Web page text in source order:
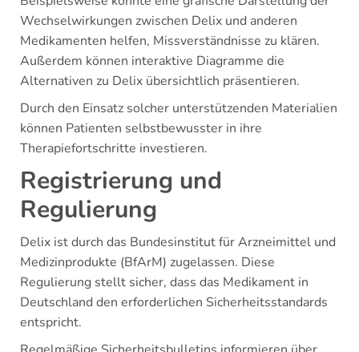
Wechselwirkungen zwischen Delix und anderen
Medikamenten helfen, Missverständnisse zu klären.
Außerdem können interaktive Diagramme die
Alternativen zu Delix übersichtlich präsentieren.
Durch den Einsatz solcher unterstützenden Materialien
können Patienten selbstbewusster in ihre
Therapiefortschritte investieren.
Registrierung und
Regulierung
Delix ist durch das Bundesinstitut für Arzneimittel und
Medizinprodukte (BfArM) zugelassen. Diese
Regulierung stellt sicher, dass das Medikament in
Deutschland den erforderlichen Sicherheitsstandards
entspricht.